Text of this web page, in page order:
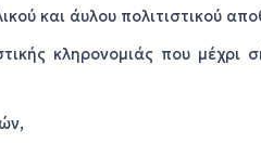
και άυλου πολιτιστικού
κληρονομιάς που